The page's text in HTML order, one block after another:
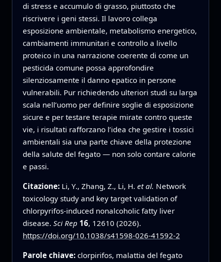
di stress e accumulo di grasso, piuttosto che
riscrivere i geni stessi. Il lavoro collega
esposizione ambientale, metabolismo energetico,
cambiamenti immunitari e controllo a livello
proteico in una narrazione coerente di come un
pesticida comune possa approfondire
silenziosamente il danno epatico in persone
vulnerabili. Pur richiedendo ulteriori studi su larga
scala nell’uomo per definire soglie di esposizione
sicure e per testare terapie mirate contro queste
vie, i risultati rafforzano l’idea che gestire i tossici
ambientali sia una parte chiave della protezione
della salute del fegato — non solo contare calorie
e passi.
Citazione: Li, Y., Zhang, Z., Li, H. et al. Network
toxicology study and key target validation of
chlorpyrifos-induced nonalcoholic fatty liver
disease. Sci Rep 16, 12610 (2026).
https://doi.org/10.1038/s41598-026-41592-2
Parole chiave: clorpirifos, malattia del fegato